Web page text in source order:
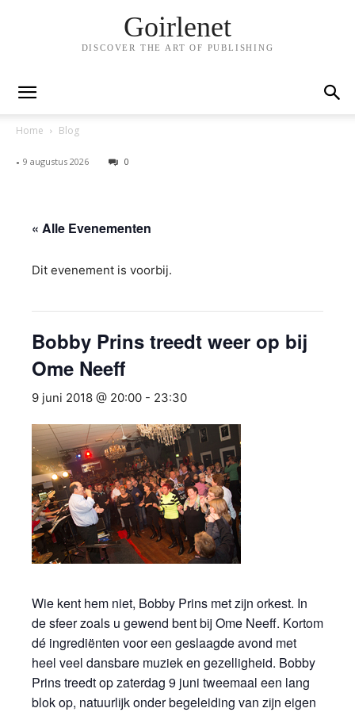
Goirlenet
DISCOVER THE ART OF PUBLISHING
Home Blog
- 9 augustus 2026 0
« Alle Evenementen
Dit evenement is voorbij.
Bobby Prins treedt weer op bij
Ome Neeff
9 juni 2018 @ 20:00 - 23:30
Wie kent hem niet, Bobby Prins met zijn orkest. In
de sfeer zoals u gewend bent bij Ome Neeff. Kortom
dé ingrediënten voor een geslaagde avond met
heel veel dansbare muziek en gezelligheid. Bobby
Prins treedt op zaterdag 9 juni tweemaal een lang
blok op, natuurlijk onder begeleiding van zijn eigen